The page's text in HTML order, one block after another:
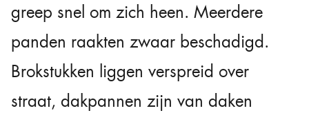
greep snel om zich heen. Meerdere
panden raakten zwaar beschadigd.
Brokstukken liggen verspreid over
straat, dakpannen zijn van daken